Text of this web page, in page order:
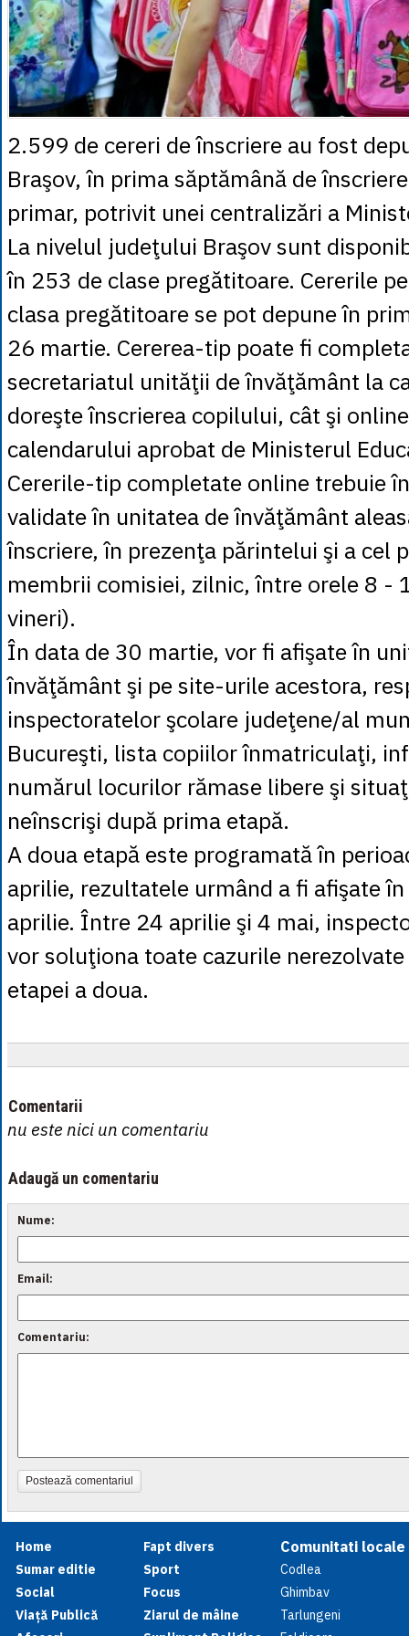
2.599 de cereri de înscriere au fost
Braşov, în prima săptămână de
primar, potrivit unei centralizări a
La nivelul judeţului Braşov sunt
în 253 de clase pregătitoare. Cererile
clasa pregătitoare se pot depune în
26 martie. Cererea-tip poate fi
secretariatul unităţii de învăţământ la
doreşte înscrierea copilului, cât şi
calendarului aprobat de Ministerul
Cererile-tip completate online trebuie
validate în unitatea de învăţământ
înscriere, în prezenţa părintelui şi a cel
membrii comisiei, zilnic, între orele 8 -
vineri).
În data de 30 martie, vor fi afişate în
învăţământ şi pe site-urile acestora,
inspectoratelor şcolare judeţene/al
Bucureşti, lista copiilor înmatriculaţi,
numărul locurilor rămase libere şi
neînscrişi după prima etapă.
A doua etapă este programată în
aprilie, rezultatele urmând a fi afişate
aprilie. Între 24 aprilie şi 4 mai,
vor soluţiona toate cazurile
etapei a doua.
Comentarii
nu este nici un comentariu
Adaugă un comentariu
Nume:
Email:
Comentariu:
Postează comentariul
Home
Sumar editie
Social
Viață Publică
Fapt divers
Sport
Focus
Ziarul de mâine
Comunitati locale
Codlea
Ghimbav
Tarlungeni